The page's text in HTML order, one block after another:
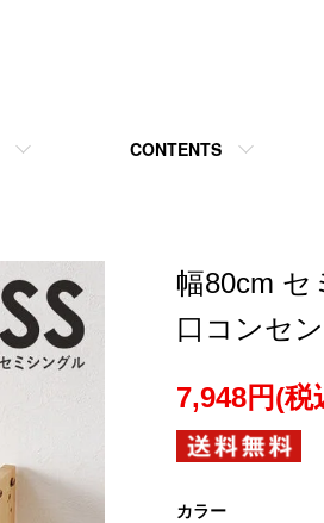
CONTENTS
幅80cm セ
口コンセ
7,948円(税
カラー